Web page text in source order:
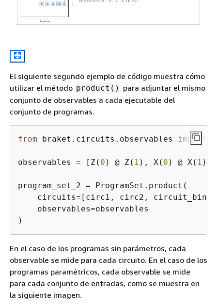
El siguiente segundo ejemplo de código muestra cómo
utilizar el método product() para adjuntar el mismo
conjunto de observables a cada ejecutable del
conjunto de programas.
from braket.circuits.observables import
observables = [Z( 0 ) @ Z( 1 ), X( 0 ) @ X( 1 ),
program_set_2 = ProgramSet.product(
circuits=[circ1, circ2,
    observables=observables
)
En el caso de los programas sin parámetros, cada
observable se mide para cada circuito. En el caso de los
programas paramétricos, cada observable se mide
para cada conjunto de entradas, como se muestra en
la siguiente imagen.